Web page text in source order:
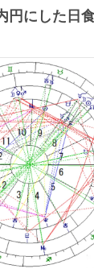
円にした日